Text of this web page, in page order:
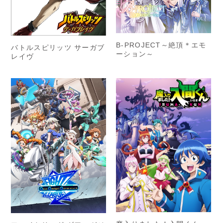
バトルスピリッツ サーガブ
レイヴ
B-PROJECT～絶頂＊エモ
ーション～